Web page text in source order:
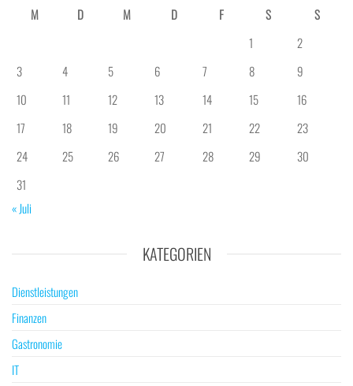
M
D M D F S
S
1
2
3
4 5 6 7 8
9
10
11 12 13 14 15
16
17
18 19 20 21 22
23
24
25 26 27 28 29
30
31
« Juli
KATEGORIEN
Dienstleistungen
Finanzen
Gastronomie
IT